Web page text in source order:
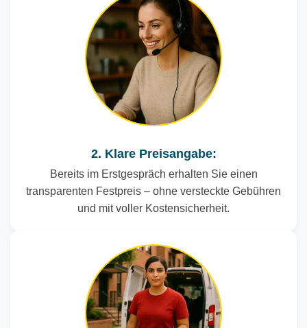
2. Klare Preisangabe:
Bereits im Erstgespräch erhalten Sie einen
transparenten Festpreis – ohne versteckte Gebühren
und mit voller Kostensicherheit.